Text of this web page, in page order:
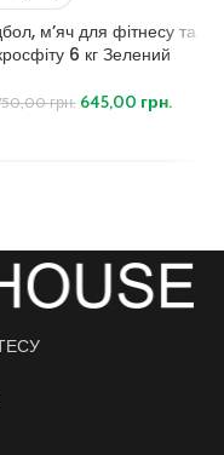
м’яч для фітнесу та
6 кг Зелений
грн. 645,00 грн.